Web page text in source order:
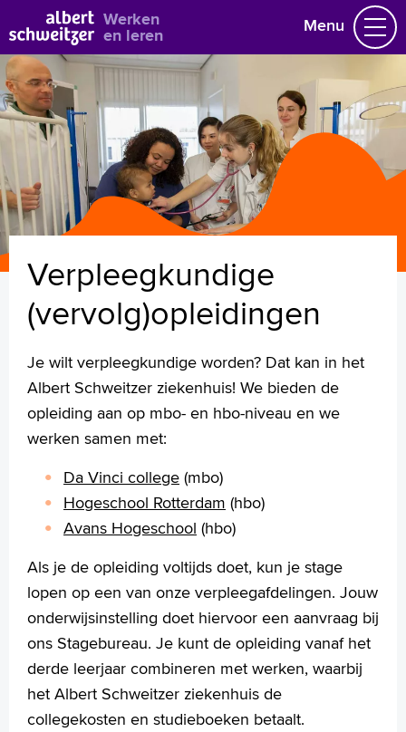
Werken
en leren Menu
Vacatures
Vakgebieden
Opleidingen & Stages
Flexibel werken
Hoe wij het doen
Vrijwilligerswerk
Job alert Mijn vacatures
Naar home asz.nl
Bekijk alle vacatures
Verpleegkundige
(vervolg)opleidingen
Je wilt verpleegkundige worden? Dat kan in het
Albert Schweitzer ziekenhuis! We bieden de
opleiding aan op mbo- en hbo-niveau en we
werken samen met:
Da Vinci college (mbo)
Hogeschool Rotterdam (hbo)
Avans Hogeschool (hbo)
Als je de opleiding voltijds doet, kun je stage
lopen op een van onze verpleegafdelingen. Jouw
onderwijsinstelling doet hiervoor een aanvraag bij
ons Stagebureau. Je kunt de opleiding vanaf het
derde leerjaar combineren met werken, waarbij
het Albert Schweitzer ziekenhuis de
collegekosten en studieboeken betaalt.